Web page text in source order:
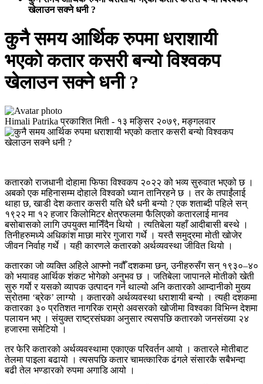
खेलाउन सक्ने धनी ?
कुनै समय आर्थिक रुपमा धराशायी
भएकाे कतार कसरी बन्याे विश्वकप
खेलाउन सक्ने धनी ?
Himali Patrika प्रकाशित मिती - १३ मङ्सिर २०७९, मङ्गलवार
कतारको राजधानी दोहामा फिफा विश्वकप २०२२ को भव्य सुरुवात भएको छ ।
अबको एक महिनासम्म दोहाले विश्वको ध्यान तानिरहने छ । तर के तपाईंलाई
थाहा छ, खाडी देश कतार कसरी यति धेरै धनी बन्यो ? एक शताब्दी पहिले सन्
१९२२ मा १२ हजार किलोमिटर क्षेत्रफलमा फैलिएको कतारलाई मानव
बसोबासको लागि उपयुक्त मानिँदैन थियो । त्यतिबेला यहाँ आदीबासी बस्थे ।
तिनीहरुमध्ये अधिकांश माछा मारेर गुजारा गर्थे । यस्तै समुद्रमा मोती खोजेर
जीवन निर्वाह गर्थे । यही कारणले कतारको अर्थव्यवस्था जीवित थियो ।
कतारका जो व्यक्ति अहिले आफ्नो नवौँ दशकमा छन्, उनीहरुसँग सन् १९३०–४०
को भयावह आर्थिक शंकट भोगेको अनुभव छ । जतिबेला जापानले मोतीको खेती
सुरु गर्यो र यसको व्यापक उत्पादन गर्न थाल्यो अनि कतारको आम्दानीको मुख्य
स्रोतमा ‘ब्रेक’ लाग्यो । कतारको अर्थव्यवस्था धराशायी बन्यो । त्यही दशकमा
कतारका ३० प्रतिशत नागरिक राम्रो अवसरको खोजीमा विश्वका विभिन्न देशमा
पलायन भए । संयुक्त राष्ट्रसंघका अनुसार त्यसपछि कतारको जनसंख्या २४
हजारमा समेटियो ।
तर फेरि कतारको अर्थव्यवस्थामा एकाएक परिवर्तन आयो । कतारले मोतीबाट
तेलमा पाइला बढायो । त्यसपछि कतार चामत्कारिक ढंगले संसारकै सबैभन्दा
बढी तेल भण्डारको रुपमा अगाडि आयो ।